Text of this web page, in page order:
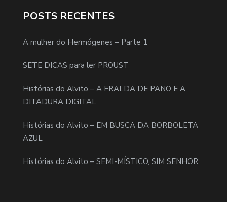
POSTS RECENTES
A mulher do Hermógenes – Parte 1
SETE DICAS para ler PROUST
Histórias do Alvito – A FRALDA DE PANO E A
DITADURA DIGITAL
Histórias do Alvito – EM BUSCA DA BORBOLETA
AZUL
Histórias do Alvito – SEMI-MÍSTICO, SIM SENHOR